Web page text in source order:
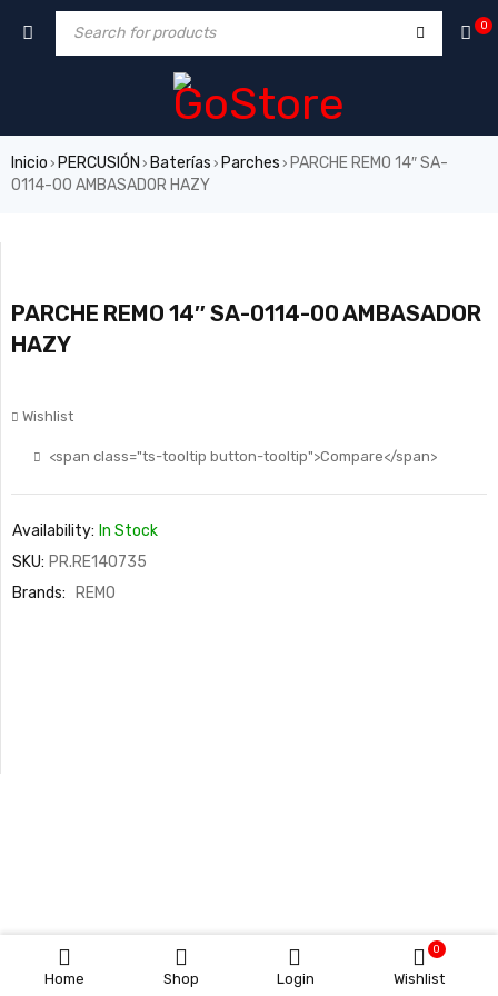
Home Shop Login Wishlist
0
0
Inicio › PERCUSIÓN › Baterías › Parches › PARCHE REMO 14″ SA-
0114-00 AMBASADOR HAZY
PARCHE REMO 14″ SA-0114-00 AMBASADOR
HAZY
Wishlist
<span class="ts-tooltip button-tooltip">Compare</span>
Availability: In Stock
SKU: PR.RE140735
Brands:
REMO